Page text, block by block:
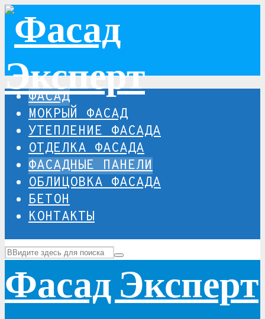
ФАСАД
МОКРЫЙ ФАСАД
УТЕПЛЕНИЕ ФАСАДА
ОТДЕЛКА ФАСАДА
ФАСАДНЫЕ ПАНЕЛИ
ОБЛИЦОВКА ФАСАДА
БЕТОН
КОНТАКТЫ
Фасад Эксперт